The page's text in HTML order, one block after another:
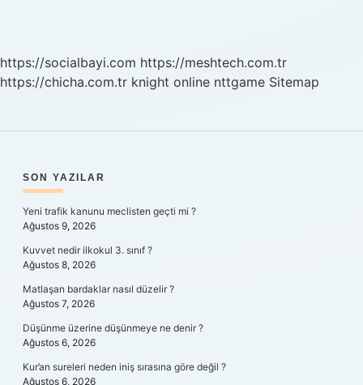
https://socialbayi.com https://meshtech.com.tr
https://chicha.com.tr knight online nttgame Sitemap
SIDEBAR
SON YAZILAR
Yeni trafik kanunu meclisten geçti mi ?
Ağustos 9, 2026
Kuvvet nedir ilkokul 3. sınıf ?
Ağustos 8, 2026
Matlaşan bardaklar nasıl düzelir ?
Ağustos 7, 2026
Düşünme üzerine düşünmeye ne denir ?
Ağustos 6, 2026
Kur’an sureleri neden iniş sırasına göre değil ?
Ağustos 6, 2026